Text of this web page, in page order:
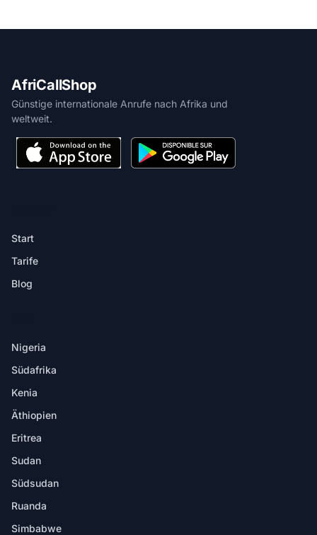
AfriCallShop
Günstige internationale Anrufe nach Afrika und
weltweit.
Start
Tarife
Blog
Nigeria
Südafrika
Kenia
Äthiopien
Eritrea
Sudan
Südsudan
Ruanda
Simbabwe